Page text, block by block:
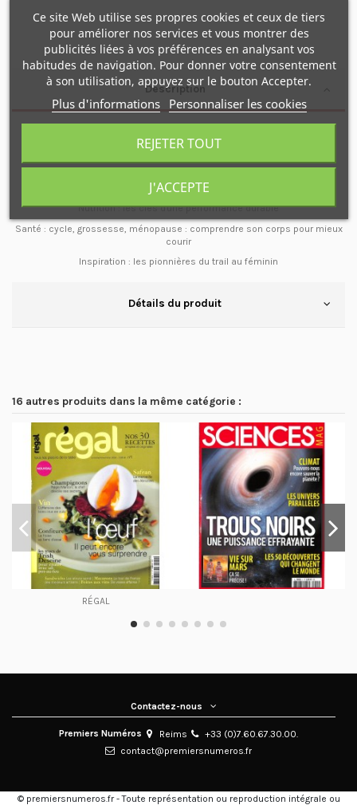
Description
Matériel : l 'équipement vraiment adapté aux femmes
progresser
Nutrition : les clés d'une performance durable
Santé : cycle, grossesse, ménopause : comprendre son corps pour mieux
courir
Inspiration : les pionnières du trail au féminin
Détails du produit
16 autres produits dans la même catégorie :
RÉGAL
Contactez-nous
Premiers Numéros Reims
+33 (0)7.60.67.30.00.
contact@premiersnumeros.fr
Ce site Web utilise ses propres cookies et ceux de tiers
pour améliorer nos services et vous montrer des
publicités liées à vos préférences en analysant vos
habitudes de navigation. Pour donner votre consentement
à son utilisation, appuyez sur le bouton Accepter.
Plus d'informations Personnaliser les cookies
REJETER TOUT
J'ACCEPTE
© premiersnumeros.fr - Toute représentation ou reproduction intégrale ou